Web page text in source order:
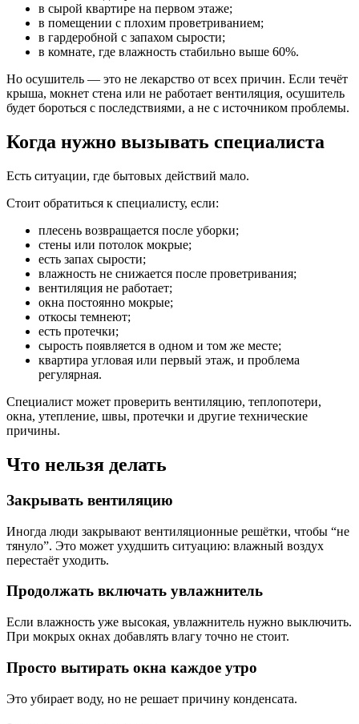
в сырой квартире на первом этаже;
в помещении с плохим проветриванием;
в гардеробной с запахом сырости;
в комнате, где влажность стабильно выше 60%.
Но осушитель — это не лекарство от всех причин. Если течёт
крыша, мокнет стена или не работает вентиляция, осушитель
будет бороться с последствиями, а не с источником проблемы.
Когда нужно вызывать специалиста
Есть ситуации, где бытовых действий мало.
Стоит обратиться к специалисту, если:
плесень возвращается после уборки;
стены или потолок мокрые;
есть запах сырости;
влажность не снижается после проветривания;
вентиляция не работает;
окна постоянно мокрые;
откосы темнеют;
есть протечки;
сырость появляется в одном и том же месте;
квартира угловая или первый этаж, и проблема
регулярная.
Специалист может проверить вентиляцию, теплопотери,
окна, утепление, швы, протечки и другие технические
причины.
Что нельзя делать
Закрывать вентиляцию
Иногда люди закрывают вентиляционные решётки, чтобы “не
тянуло”. Это может ухудшить ситуацию: влажный воздух
перестаёт уходить.
Продолжать включать увлажнитель
Если влажность уже высокая, увлажнитель нужно выключить.
При мокрых окнах добавлять влагу точно не стоит.
Просто вытирать окна каждое утро
Это убирает воду, но не решает причину конденсата.